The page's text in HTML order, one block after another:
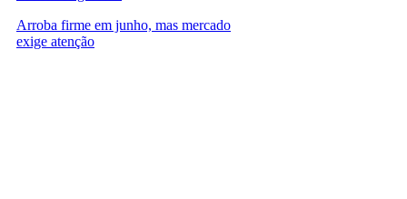
Arroba firme em junho, mas mercado
exige atenção